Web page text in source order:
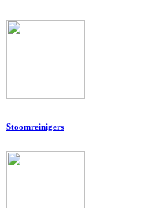
Stoomreinigers